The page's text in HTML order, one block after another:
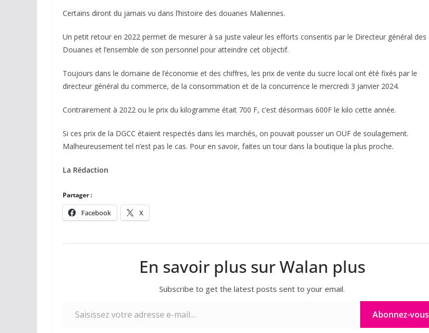
Certains diront du jamais vu dans l’histoire des douanes Maliennes.
Un petit retour en 2022 permet de mesurer à sa juste valeur les efforts consentis par le Directeur général des
Douanes et l’ensemble de son personnel pour atteindre cet objectif.
Toujours dans le domaine de l’économie et des chiffres, les prix de vente du sucre local ont été fixés par le
directeur général du commerce, de la consommation et de la concurrence le mercredi 3 janvier 2024.
Contrairement à 2022 ou le prix du kilogramme était 700 F, c’est désormais 600F le kilo cette année.
Si ces prix de la DGCC étaient respectés dans les marchés, on pouvait pousser un OUF de soulagement.
Malheureusement tel n’est pas le cas. Pour en savoir, faites un tour dans la boutique la plus proche.
La Rédaction
Partager :
Facebook X
En savoir plus sur Walan plus
Subscribe to get the latest posts sent to your email.
Abonnez-vous